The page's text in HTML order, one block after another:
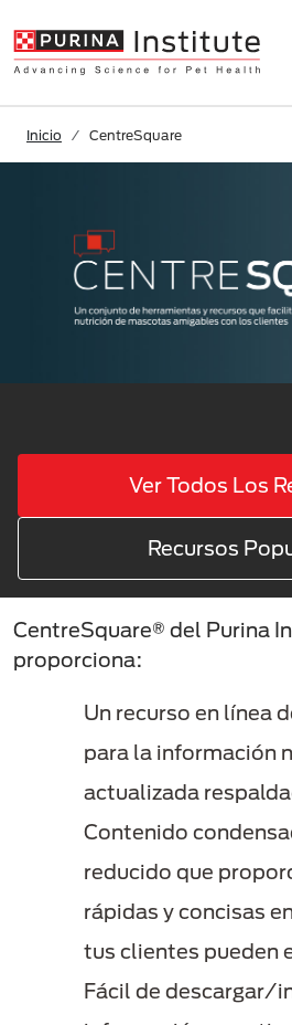
Inicio CentreSquare
Ver Todos Los
Recursos
CentreSquare® del Purina
proporciona:
Un recurso en línea
para la información
actualizada
Contenido
reducido que
rápidas y concisas
tus clientes pueden
Fácil de